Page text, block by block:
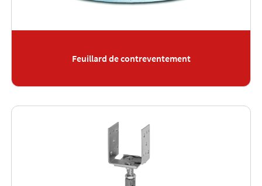
Feuillard de contreventement